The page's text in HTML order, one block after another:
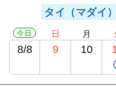
タイ（マダイ）
今日
8/8
日
9
月
10